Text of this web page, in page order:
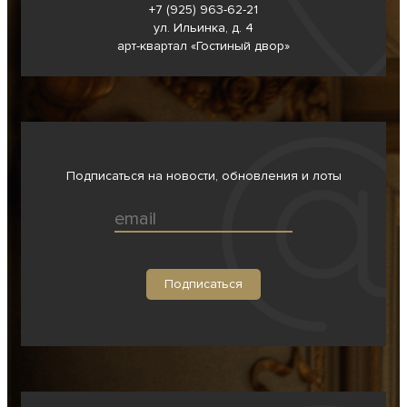
+7 (925) 963-62-21
ул. Ильинка, д. 4
арт-квартал «Гостиный двор»
Подписаться на новости, обновления и лоты